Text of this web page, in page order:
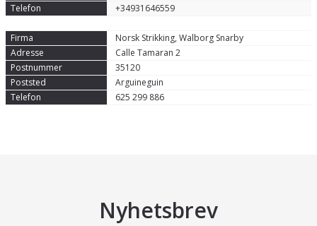
+34931646559
Norsk Strikking, Walborg Snarby
Calle Tamaran 2
35120
Arguineguin
625 299 886
Nyhetsbrev